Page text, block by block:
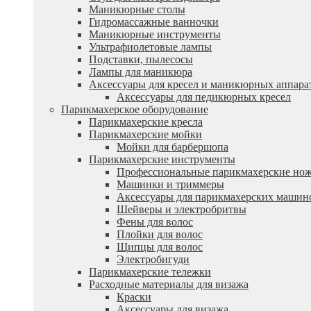
Маникюрные столы
Гидромассажные ванночки
Маникюрные инструменты
Ультрафиолетовые лампы
Подставки, пылесосы
Лампы для маникюра
Аксессуары для кресел и маникюрных
Аксессуары для педикюрных кресел
Парикмахерское оборудование
Парикмахерские кресла
Парикмахерские мойки
Мойки для барбершопа
Парикмахерские инструменты
Профессиональные парикмахерские
Машинки и триммеры
Аксессуары для парикмахерских
Шейверы и электробритвы
Фены для волос
Плойки для волос
Щипцы для волос
Электробигуди
Парикмахерские тележки
Расходные материалы для визажа
Краски